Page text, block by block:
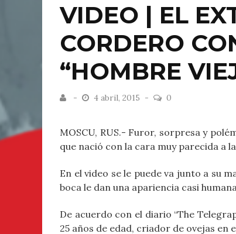
VIDEO | EL
CORDERO
“HOMBRE
4 abril, 2015 0
MOSCU, RUS.- Furor, sorpresa y
que nació con la cara muy parecida a
En el video se le puede va junto a su
boca le dan una apariencia casi
De acuerdo con el diario “The
25 años de edad, criador de ovejas en